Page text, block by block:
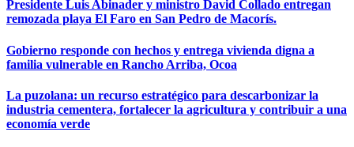
Presidente Luis Abinader y ministro David Collado entregan
remozada playa El Faro en San Pedro de Macorís.
Gobierno responde con hechos y entrega vivienda digna a
familia vulnerable en Rancho Arriba, Ocoa
La puzolana: un recurso estratégico para descarbonizar la
industria cementera, fortalecer la agricultura y contribuir a una
economía verde